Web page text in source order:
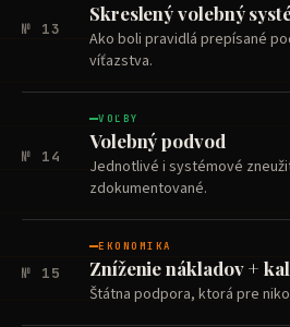
№ 13
Skreslený volebný
Ako boli pravidlá prepísané
víťazstva.
№ 14
VOĽBY
Volebný podvod
Jednotlivé i systémové
zdokumentované.
№ 15
EKONOMIKA
Zníženie nákladov +
Štátna podpora, ktorá pre